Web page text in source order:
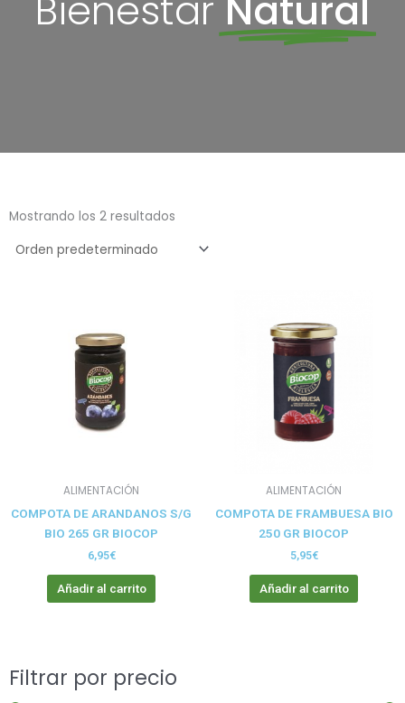
Bienestar Natural
Mostrando los 2 resultados
ALIMENTACIÓN
COMPOTA DE ARANDANOS S/G
BIO 265 GR BIOCOP
6,95€
Añadir al carrito
ALIMENTACIÓN
COMPOTA DE FRAMBUESA BIO
250 GR BIOCOP
5,95€
Añadir al carrito
Filtrar por precio
Buscar